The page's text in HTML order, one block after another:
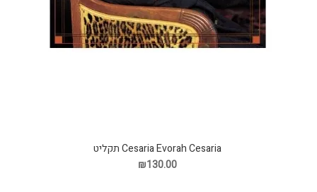
Cesaria Evorah Cesaria תקליט
₪130.00